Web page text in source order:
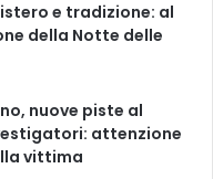
e tradizione: al
della Notte delle
nuove piste al
attenzione
vittima